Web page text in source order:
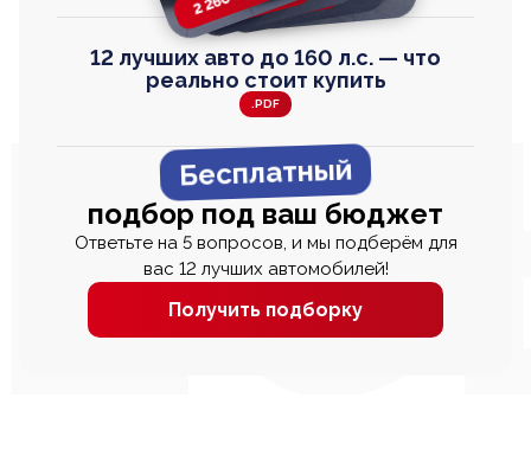
12 лучших авто до 160 л.с. — что
реально стоит купить
.PDF
Бесплатный
подбор под ваш бюджет
Ответьте на 5 вопросов, и мы подберём для
вас 12 лучших автомобилей!
Получить подборку